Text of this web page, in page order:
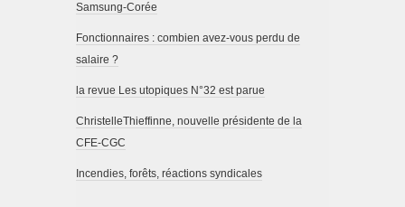
Samsung-Corée
Fonctionnaires : combien avez-vous perdu de
salaire ?
la revue Les utopiques N°32 est parue
ChristelleThieffinne, nouvelle présidente de la
CFE-CGC
Incendies, forêts, réactions syndicales